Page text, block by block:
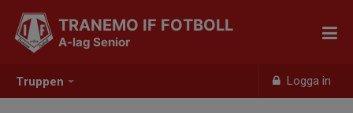
Truppen Logga in
TRANEMO IF FOTBOLL
A-lag Senior